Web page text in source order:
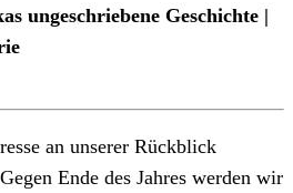
ungeschriebene Geschichte |
an unserer Rückblick
Ende des Jahres werden wir